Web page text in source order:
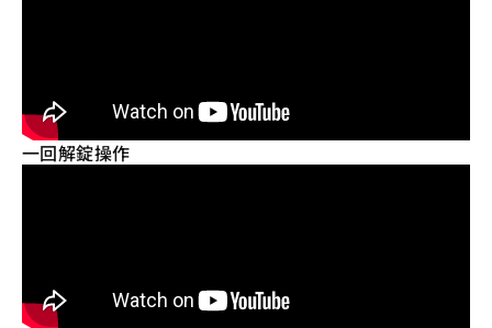
一回解錠操作